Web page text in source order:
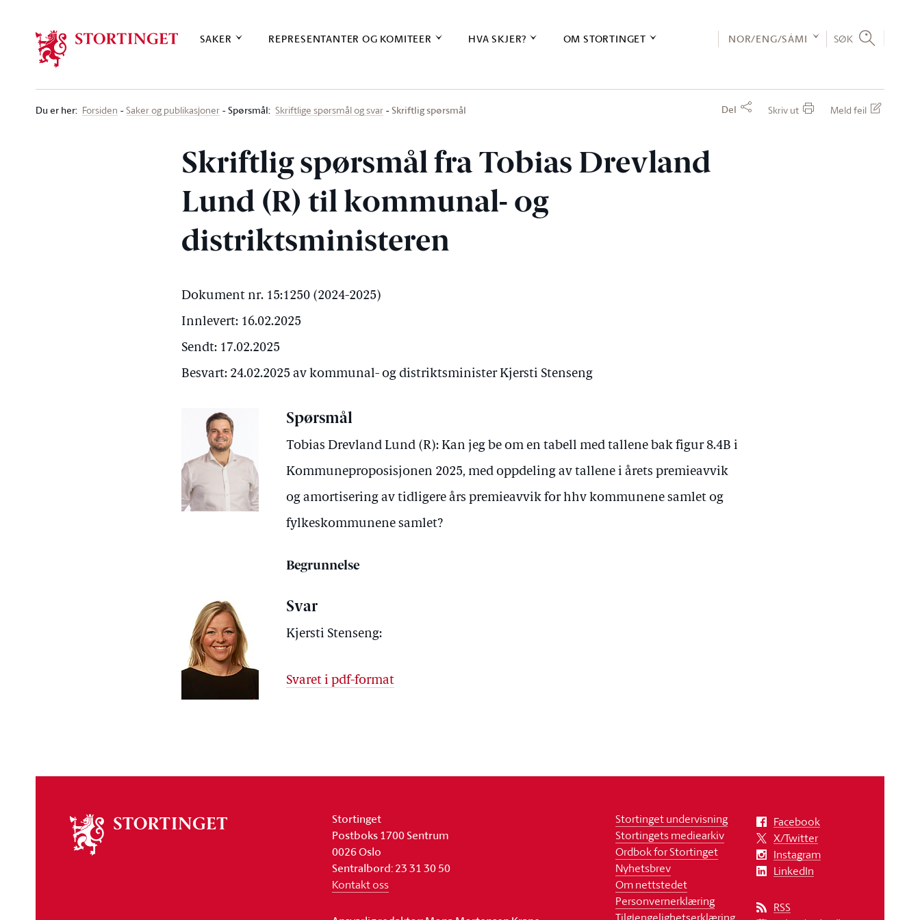
SAKER REPRESENTANTER OG KOMITEER HVA SKJER? OM STORTINGET NOR/ENG/SÁMI SØK
Du er her: Forsiden Saker og publikasjoner Spørsmål: Skriftlige spørsmål og svar Skriftlig spørsmål Del Skriv ut Meld feil
Skriftlig spørsmål fra Tobias Drevland
Lund (R) til kommunal- og
distriktsministeren
Dokument nr. 15:1250 (2024-2025)
Innlevert: 16.02.2025
Sendt: 17.02.2025
Besvart: 24.02.2025 av kommunal- og distriktsminister Kjersti Stenseng
Spørsmål
Tobias Drevland Lund (R): Kan jeg be om en tabell med tallene bak figur 8.4B i
Kommuneproposisjonen 2025, med oppdeling av tallene i årets premieavvik
og amortisering av tidligere års premieavvik for hhv kommunene samlet og
fylkeskommunene samlet?
Begrunnelse
Svar
Kjersti Stenseng:
Svaret i pdf-format
stortinget
Stortinget
Postboks 1700 Sentrum
0026 Oslo
Sentralbord: 23 31 30 50
Kontakt oss
Stortinget undervisning
Stortingets mediearkiv
Ordbok for Stortinget
Nyhetsbrev
Om nettstedet
Personvernerklæring
Facebook
X/Twitter
Instagram
LinkedIn
RSS